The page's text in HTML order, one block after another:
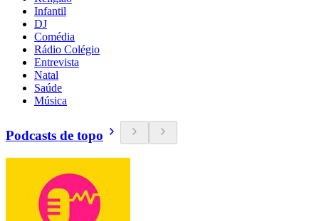
Infantil
DJ
Comédia
Rádio Colégio
Entrevista
Natal
Saúde
Música
Podcasts de topo